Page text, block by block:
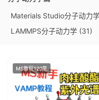
Materials Studio分子动力
LAMMPS分子动力学 (31)
MS教程120集